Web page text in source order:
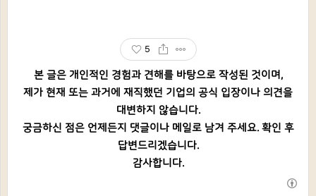
5
본 글은 개인적인 경험과 견해를 바탕으로 작성된 것이며,
제가 현재 또는 과거에 재직했던 기업의 공식 입장이나 의견을
대변하지 않습니다.
궁금하신 점은 언제든지 댓글이나 메일로 남겨 주세요. 확인 후
답변드리겠습니다.
감사합니다.